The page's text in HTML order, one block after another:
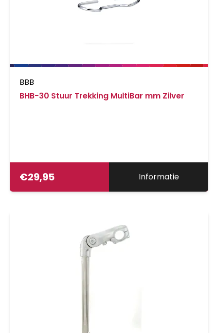
BBB
BHB-30 Stuur Trekking MultiBar mm Zilver
€29,95 Informatie